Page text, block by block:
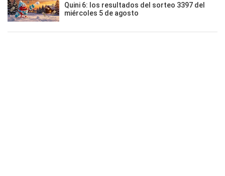
Quini 6: los resultados del sorteo 3397 del
miércoles 5 de agosto